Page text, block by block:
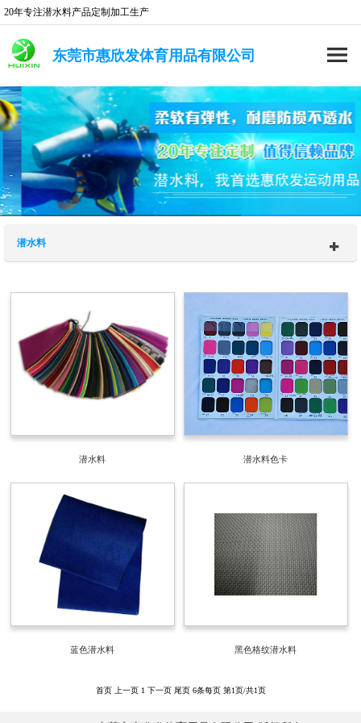
20年专注潜水料产品定制加工生产
东莞市惠欣发体育用品有限公司
潜水料
潜水料 潜水料色卡
蓝色潜水料 黑色格纹潜水料
首页 上一页 1 下一页 尾页 6条每页第1页/共1页